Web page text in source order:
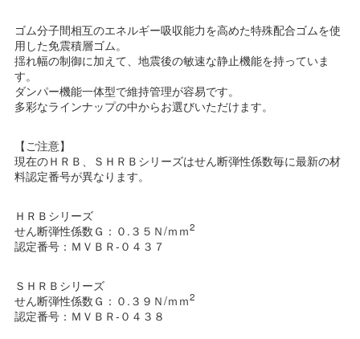
ゴム分子間相互のエネルギー吸収能力を高めた特殊配合ゴムを使
用した免震積層ゴム。
揺れ幅の制御に加えて、地震後の敏速な静止機能を持っていま
す。
ダンパー機能一体型で維持管理が容易です。
多彩なラインナップの中からお選びいただけます。
【ご注意】
現在のＨＲＢ、ＳＨＲＢシリーズはせん断弾性係数毎に最新の材
料認定番号が異なります。
ＨＲＢシリーズ
せん断弾性係数Ｇ：０.３５Ｎ/ｍｍ2
認定番号：ＭＶＢＲ-０４３７
ＳＨＲＢシリーズ
せん断弾性係数Ｇ：０.３９Ｎ/ｍｍ2
認定番号：ＭＶＢＲ-０４３８